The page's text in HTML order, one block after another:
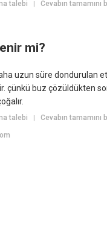
talebi |Cevabın tamamını
mi?
uzun süre dondurulan
çünkü buz çözüldükten
talebi |Cevabın tamamını